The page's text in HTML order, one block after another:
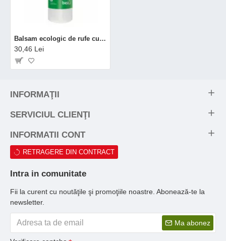
Balsam ecologic de rufe cu rodie (1 litru), Biolu
30,46 Lei
INFORMAŢII
SERVICIUL CLIENŢI
INFORMATII CONT
RETRAGERE DIN CONTRACT
Intra in comunitate
Fii la curent cu noutăţile şi promoţiile noastre. Abonează-te la
newsletter.
Ma abonez